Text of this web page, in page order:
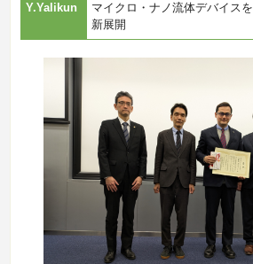
Y.Yalikun
マイクロ・ナノ流体デバイス
新展開